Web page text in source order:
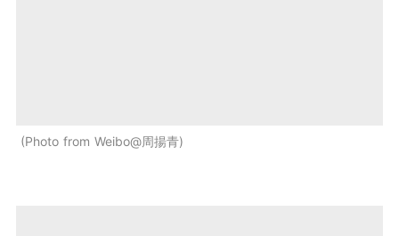
Photo from Weibo@周揚青